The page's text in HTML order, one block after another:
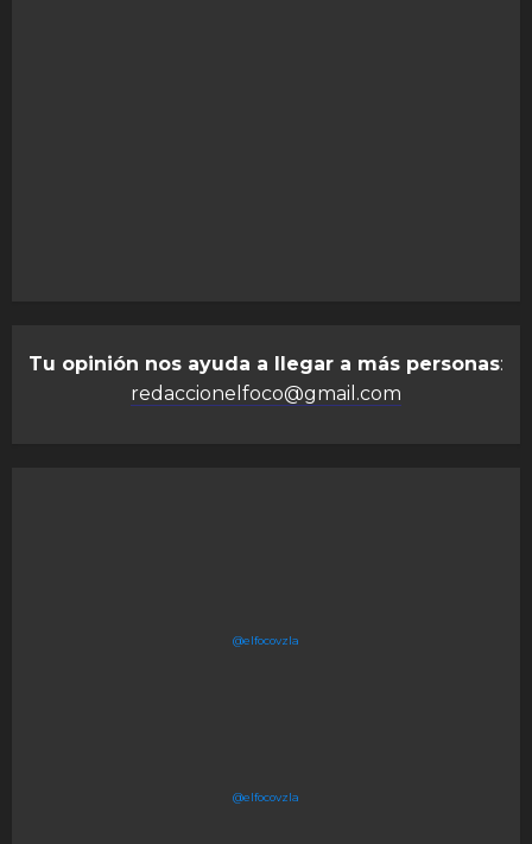
Tu opinión nos ayuda a llegar a más personas:
redaccionelfoco@gmail.com
@elfocovzla
@elfocovzla